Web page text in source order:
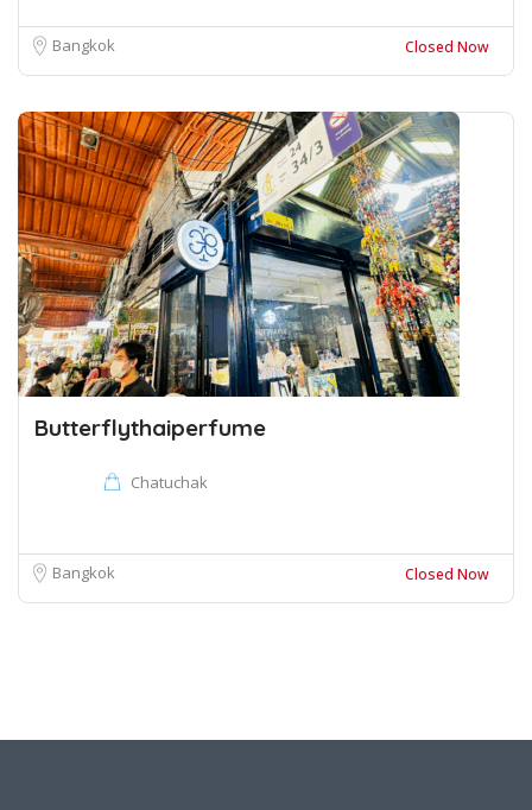
Bangkok Closed Now
Butterflythaiperfume
Chatuchak
Bangkok Closed Now